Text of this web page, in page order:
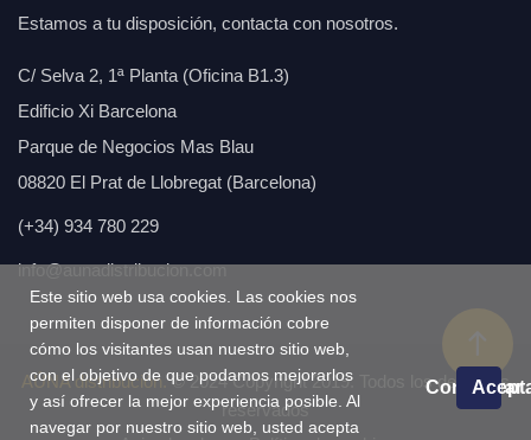
Estamos a tu disposición, contacta con nosotros.
C/ Selva 2, 1ª Planta (Oficina B1.3)
Edificio Xi Barcelona
Parque de Negocios Mas Blau
08820 El Prat de Llobregat (Barcelona)
(+34) 934 780 229
info@aunadistribucion.com
AÚNA distribución.© 2024 Copyright 2019. Todos los derechos
reservados
Este sitio web usa cookies. Las cookies nos
permiten disponer de información cobre
cómo los visitantes usan nuestro sitio web,
con el objetivo de que podamos mejorarlos
y así ofrecer la mejor experiencia posible. Al
navegar por nuestro sitio web, usted acepta
Configurar